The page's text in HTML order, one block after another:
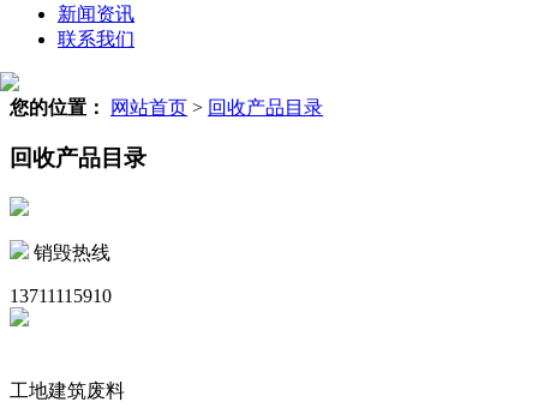
新闻资讯
联系我们
您的位置： 网站首页 > 回收产品目录
回收产品目录
销毁热线
13711115910
工地建筑废料